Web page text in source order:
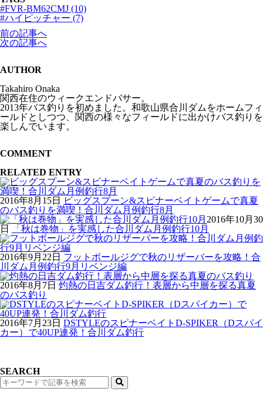
#FVR-BM62CMJ (10)
#ハイピッチャー (7)
前の記事へ
次の記事へ
AUTHOR
Takahiro Onaka
関西在住のウィークエンドバサー。
2013年バス釣りを初めました。和歌山県合川ダムをホームフィ
ールドとしつつ、関西の様々なフィールドに出かけバス釣りを
楽しんでいます。
COMMENT
RELATED ENTRY
2016年8月15日
ビッグスプーン&スピナーベイトゲームで真夏
のバス釣りを満喫！合川ダム月例釣行8月
2016年10月30
日
「秋は巻物」を実感した合川ダム月例釣行10月
2016年9月22日 フットボールジグで秋のリザーバーを攻略！合
川ダム月例釣行9月リベンジ編
2016年8月7日 灼熱の日吉ダム釣行！表層から中層を探る真夏
のバス釣り
2016年7月23日 DSTYLEのスピナーベイトD-SPIKER（Dスパイ
カー）で40UP連発！合川ダム釣行
SEARCH
検
索